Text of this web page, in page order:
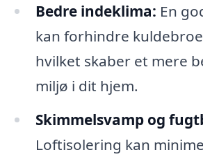
Bedre indeklima: En
kan forhindre
hvilket skaber et mere
miljø i dit hjem.
Skimmelsvamp og
Loftisolering kan